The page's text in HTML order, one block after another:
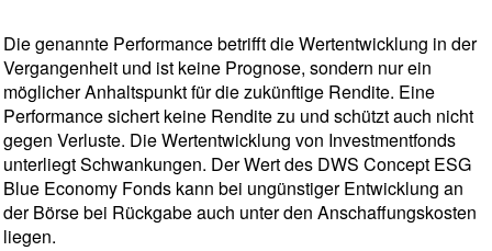
Die genannte Performance betrifft die Wertentwicklung in der
Vergangenheit und ist keine Prognose, sondern nur ein
möglicher Anhaltspunkt für die zukünftige Rendite. Eine
Performance sichert keine Rendite zu und schützt auch nicht
gegen Verluste. Die Wertentwicklung von Investmentfonds
unterliegt Schwankungen. Der Wert des DWS Concept ESG
Blue Economy Fonds kann bei ungünstiger Entwicklung an
der Börse bei Rückgabe auch unter den Anschaffungskosten
liegen.